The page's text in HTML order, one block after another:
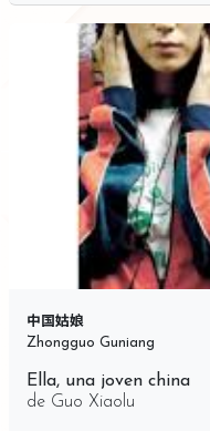
中国姑娘
Zhongguo Guniang
Ella, una joven china
de Guo Xiaolu